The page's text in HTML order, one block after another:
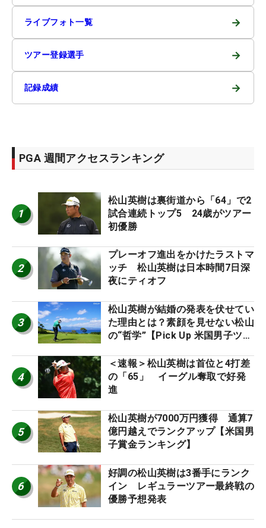
ライブフォト一覧 →
ツアー登録選手 →
記録成績 →
PGA 週間アクセスランキング
1
松山英樹は裏街道から「64」で2
試合連続トップ5 24歳がツアー
初優勝
2
プレーオフ進出をかけたラストマ
ッチ 松山英樹は日本時間7日深
夜にティオフ
3
松山英樹が結婚の発表を伏せてい
た理由とは？素顔を見せない松山
の“哲学”【Pick Up 米国男子ツア
4
＜速報＞松山英樹は首位と4打差
の「65」 イーグル奪取で好発
進
5
松山英樹が7000万円獲得 通算7
億円越えでランクアップ【米国男
子賞金ランキング】
6
好調の松山英樹は3番手にランク
イン レギュラーツアー最終戦の
優勝予想発表